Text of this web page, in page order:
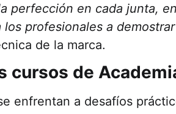
perfección en cada junta,
profesionales a
de la marca.
cursos de
enfrentan a desafíos